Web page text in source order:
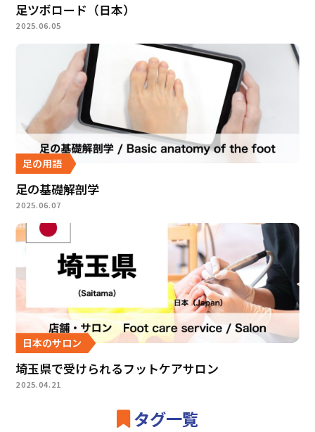
足ツボロード（日本）
2025.06.05
足の用語
足の基礎解剖学
2025.06.07
日本のサロン
埼玉県で受けられるフットケアサロン
2025.04.21
タグ一覧